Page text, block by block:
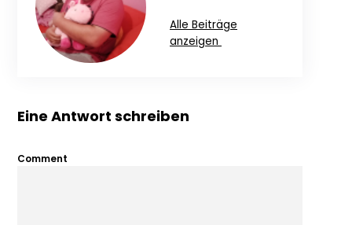
Alle Beiträge
anzeigen
Eine Antwort schreiben
Comment